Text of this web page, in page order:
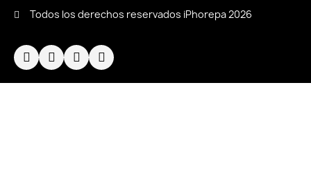
Todos los derechos reservados iPhorepa 2026